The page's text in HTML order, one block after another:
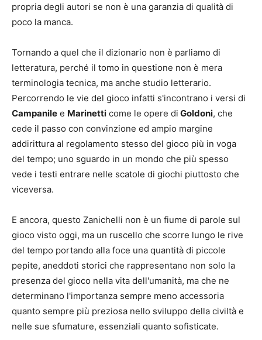
propria degli autori se non è una garanzia di qualità di
poco la manca.
Tornando a quel che il dizionario non è parliamo di
letteratura, perché il tomo in questione non è mera
terminologia tecnica, ma anche studio letterario.
Percorrendo le vie del gioco infatti s'incontrano i versi di
Campanile e Marinetti come le opere di Goldoni, che
cede il passo con convinzione ed ampio margine
addirittura al regolamento stesso del gioco più in voga
del tempo; uno sguardo in un mondo che più spesso
vede i testi entrare nelle scatole di giochi piuttosto che
viceversa.
E ancora, questo Zanichelli non è un fiume di parole sul
gioco visto oggi, ma un ruscello che scorre lungo le rive
del tempo portando alla foce una quantità di piccole
pepite, aneddoti storici che rappresentano non solo la
presenza del gioco nella vita dell'umanità, ma che ne
determinano l'importanza sempre meno accessoria
quanto sempre più preziosa nello sviluppo della civiltà e
nelle sue sfumature, essenziali quanto sofisticate.